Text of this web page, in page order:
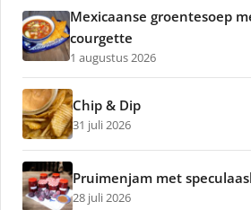
Mexicaanse groentesoep
courgette
1 augustus 2026
Chip & Dip
31 juli 2026
Pruimenjam met
28 juli 2026